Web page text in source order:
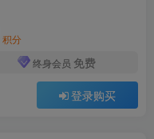
积分
终身会员 免费
登录购买